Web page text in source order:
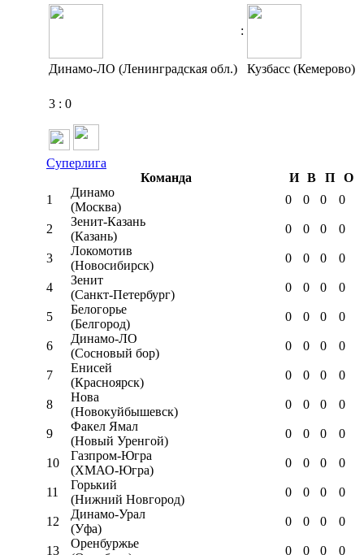
:
Динамо-ЛО (Ленинградская обл.) Кузбасс (Кемерово)
3 : 0
Суперлига
Команда
И В П
О
1
Динамо
(Москва)
0 0 0 0
2
Зенит-Казань
(Казань)
0 0 0 0
3
Локомотив
(Новосибирск)
0 0 0 0
4
Зенит
(Санкт-Петербург)
0 0 0 0
5
Белогорье
(Белгород)
0 0 0 0
6
Динамо-ЛО
(Сосновый бор)
0 0 0 0
7
Енисей
(Красноярск)
0 0 0 0
8
Нова
(Новокуйбышевск)
0 0 0 0
9
Факел Ямал
(Новый Уренгой)
0 0 0 0
10
Газпром-Югра
(ХМАО-Югра)
0 0 0 0
11
Горький
(Нижний Новгород)
0 0 0 0
12
Динамо-Урал
(Уфа)
0 0 0 0
13
Оренбуржье
0 0 0 0